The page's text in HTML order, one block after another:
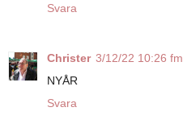
Svara
Christer 3/12/22 10:26 fm
NYÅR
Svara